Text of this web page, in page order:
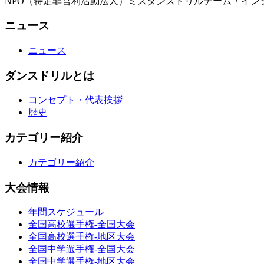
ニュース
ニュース
ダンスドリルとは
コンセプト・代表挨拶
歴史
カテゴリー紹介
カテゴリー紹介
大会情報
年間スケジュール
全国高校選手権-全国大会
全国高校選手権-地区大会
全国中学選手権-全国大会
全国中学選手権-地区大会